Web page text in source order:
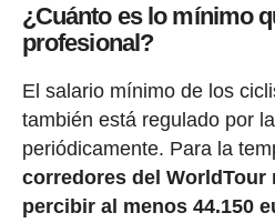
¿Cuánto es lo mínimo
profesional?
El salario mínimo de los
también está regulado por
periódicamente. Para la
corredores del WorldTour
percibir al menos 44.150